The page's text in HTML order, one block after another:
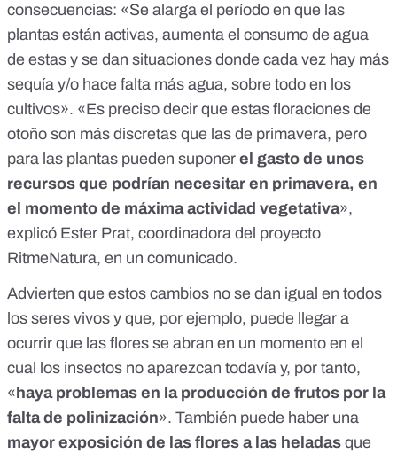
consecuencias: «Se alarga el período en que las
plantas están activas, aumenta el consumo de agua
de estas y se dan situaciones donde cada vez hay más
sequía y/o hace falta más agua, sobre todo en los
cultivos». «Es preciso decir que estas floraciones de
otoño son más discretas que las de primavera, pero
para las plantas pueden suponer el gasto de unos
recursos que podrían necesitar en primavera, en
el momento de máxima actividad vegetativa»,
explicó Ester Prat, coordinadora del proyecto
RitmeNatura, en un comunicado.
Advierten que estos cambios no se dan igual en todos
los seres vivos y que, por ejemplo, puede llegar a
ocurrir que las flores se abran en un momento en el
cual los insectos no aparezcan todavía y, por tanto,
« haya problemas en la producción de frutos por la
falta de polinización». También puede haber una
mayor exposición de las flores a las heladas que